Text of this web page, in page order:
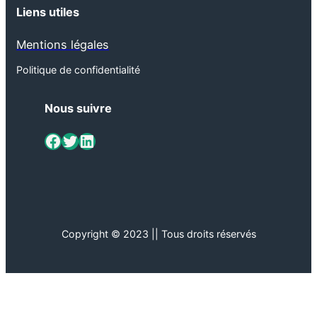
Liens utiles
Mentions légales
Politique de confidentialité
Nous suivre
ViaMétiers sur Facebook Twitter LinkedIn
Copyright © 2023 || Tous droits réservés